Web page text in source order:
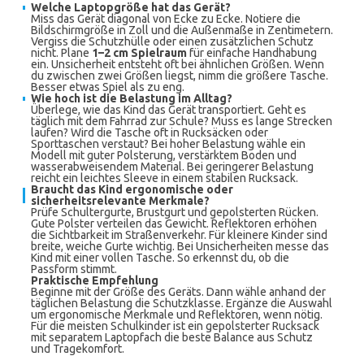
Welche Laptopgröße hat das Gerät?
Miss das Gerät diagonal von Ecke zu Ecke. Notiere die
Bildschirmgröße in Zoll und die Außenmaße in Zentimetern.
Vergiss die Schutzhülle oder einen zusätzlichen Schutz
nicht. Plane 1–2 cm Spielraumfür einfache Handhabung
ein. Unsicherheit entsteht oft bei ähnlichen Größen. Wenn
du zwischen zwei Größen liegst, nimm die größere Tasche.
Besser etwas Spiel als zu eng.
Wie hoch ist die Belastung im Alltag?
Überlege, wie das Kind das Gerät transportiert. Geht es
täglich mit dem Fahrrad zur Schule? Muss es lange Strecken
laufen? Wird die Tasche oft in Rucksäcken oder
Sporttaschen verstaut? Bei hoher Belastung wähle ein
Modell mit guter Polsterung, verstärktem Boden und
wasserabweisendem Material. Bei geringerer Belastung
reicht ein leichtes Sleeve in einem stabilen Rucksack.
Braucht das Kind ergonomische oder
sicherheitsrelevante Merkmale?
Prüfe Schultergurte, Brustgurt und gepolsterten Rücken.
Gute Polster verteilen das Gewicht. Reflektoren erhöhen
die Sichtbarkeit im Straßenverkehr. Für kleinere Kinder sind
breite, weiche Gurte wichtig. Bei Unsicherheiten messe das
Kind mit einer vollen Tasche. So erkennst du, ob die
Passform stimmt.
Praktische Empfehlung
Beginne mit der Größe des Geräts. Dann wähle anhand der
täglichen Belastung die Schutzklasse. Ergänze die Auswahl
um ergonomische Merkmale und Reflektoren, wenn nötig.
Für die meisten Schulkinder ist ein gepolsterter Rucksack
mit separatem Laptopfach die beste Balance aus Schutz
und Tragekomfort.